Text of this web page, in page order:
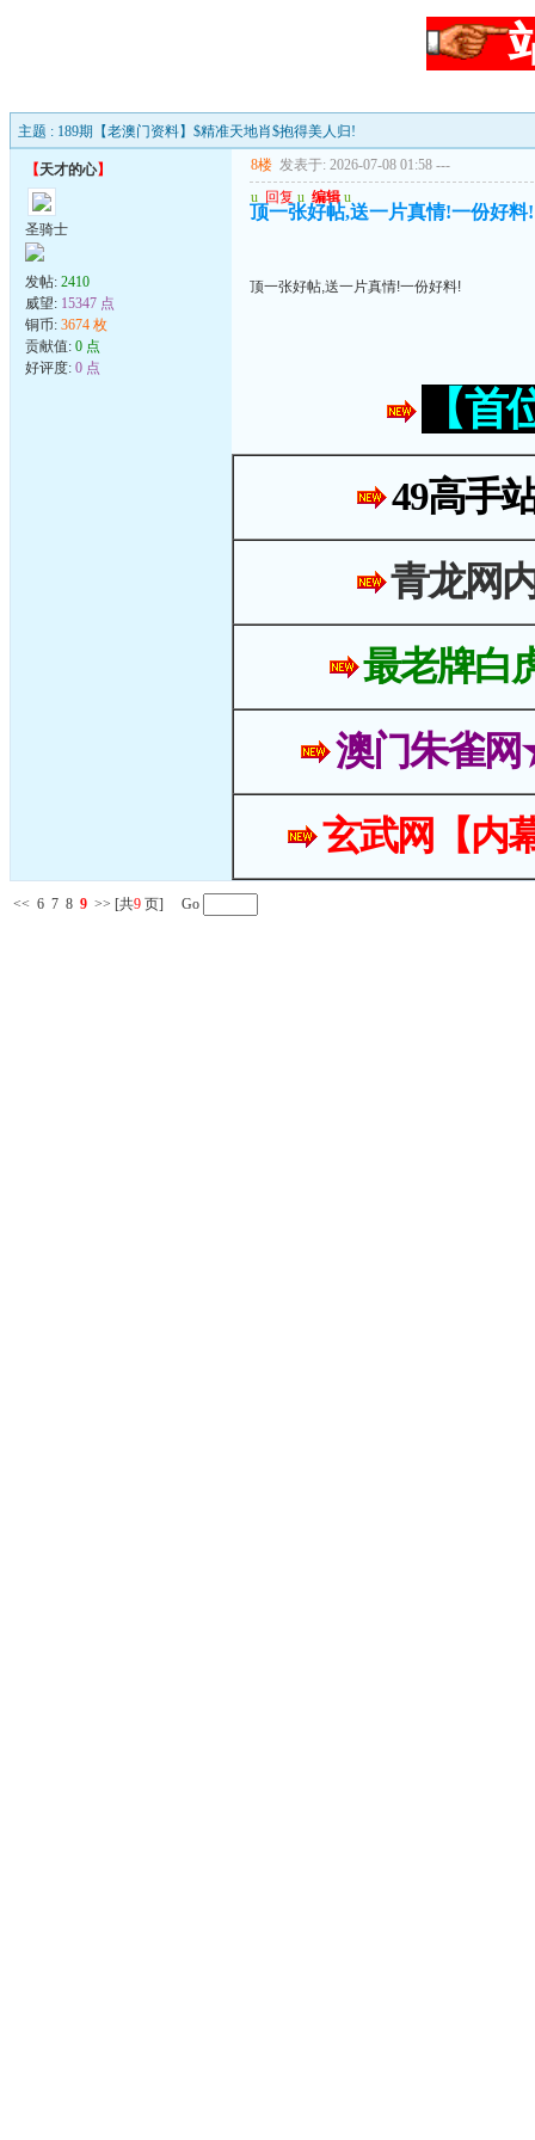
主题 : 189期【老澳门资料】$精准天地肖$抱得美人归!
【天才的心】
圣骑士
发帖: 2410
威望: 15347 点
铜币: 3674 枚
贡献值: 0 点
好评度: 0 点
8楼 发表于: 2026-07-08 01:58 ---
u 回复 u 编辑 u
顶一张好帖,送一片真情!一份好料!
顶一张好帖,送一片真情!一份好料!
【
49高手
青龙网
最老牌白
澳门朱雀
玄武网【内
<< 6 7 8 9 >> [共9 页] Go